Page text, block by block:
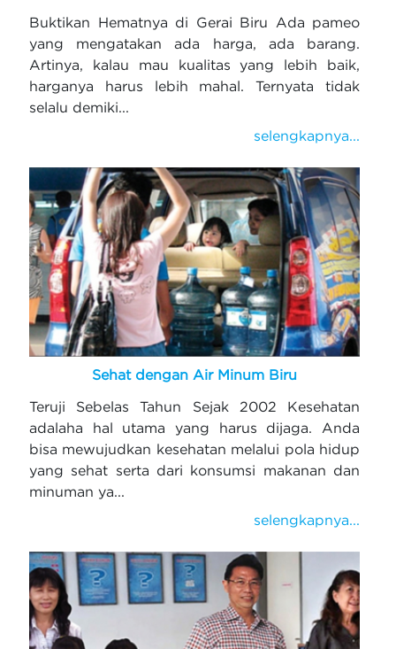
Buktikan Hematnya di Gerai Biru Ada pameo
yang mengatakan ada harga, ada barang.
Artinya, kalau mau kualitas yang lebih baik,
harganya harus lebih mahal. Ternyata tidak
selalu demiki...
selengkapnya...
Sehat dengan Air Minum Biru
Teruji Sebelas Tahun Sejak 2002 Kesehatan
adalaha hal utama yang harus dijaga. Anda
bisa mewujudkan kesehatan melalui pola hidup
yang sehat serta dari konsumsi makanan dan
minuman ya...
selengkapnya...